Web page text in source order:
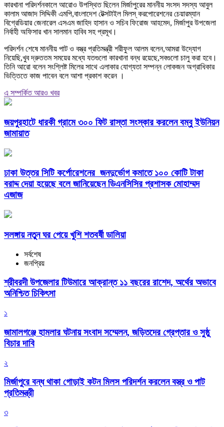
কারখানা পরিদর্শনকালে আরোও উপস্থিত ছিলেন মির্জাপুরের মাননীয় সংসদ সদস্য আবুল
কালাম আজাদ সিদ্দিকী এমপি,বাংলাদেশ টেক্সটাইল মিলস্ করপোরেশনের চেয়ারম্যান
বিগ্রেডিয়ার জেনারেল এসএম জাহিদ হাসান ও সচিব ফিরোজ আহমেদ, মির্জাপুর উপজেলা
নির্বাহী অফিসার খান সালমান হাবিব সহ প্রমূখ।
পরিদর্শন শেষে মাননীয় পাট ও বস্ত্র প্রতিমন্ত্রী শরীফুল আলম বলেন,আমরা উদ্যোগ
নিয়েছি,খুব দ্রুততম সময়ের মধ্যে যতগুলো কারখানা বন্ধ রয়েছে,সবগুলো চালু করা হবে।
তিনি আরো বলেন সংশ্লিষ্ট মিলের সাথে এলাকার যোগ্যতা সম্পন্ন লোকজন অগ্রাধিকার
ভিত্তিতে কাজ পাবেন বলে আশা প্রকাশ করেন ।
এ সম্পর্কিত আরও খবর
জয়পুরহাটে ধারকী গ্রামে ৩০০ ফিট রাস্তা সংস্কার করলেন বম্বু ইউনিয়ন
জামায়াত
ঢাকা উত্তর সিটি কর্পোরেশনের জনদুর্ভোগ কমাতে ১০০ কোটি টাকা
বরাদ্দ দেয়া হয়েছে বলে জানিয়েছেন ডিএনসিসির প্রশাসক মোহাম্মদ
এজাজ
সলঙ্গায় নতুন ঘর পেয়ে খুশি শতবর্ষী ডালিয়া
সর্বশেষ
জনপ্রিয়
শ্রীবরদী উপজেলার টিউমারে আক্রান্ত ১১ বছরের রাশেদ, অর্থের অভাবে
অনিশ্চিত চিকিৎসা
১
জামালগঞ্জে হামলার ঘটনায় সংবাদ সম্মেলন, জড়িতদের গ্রেপ্তার ও সুষ্ঠু
বিচার দাবি
২
মির্জাপুরে বন্ধ থাকা গোড়াই কটন মিলস পরিদর্শন করলেন বস্ত্র ও পাট
প্রতিমন্ত্রী
৩